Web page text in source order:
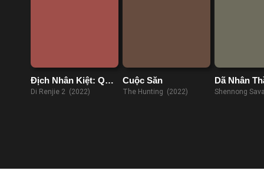
Địch Nhân Kiệt: Quỷ
Đoạt Hồn
Di Renjie 2 (2022)
Cuộc Săn
The Hunting (2022)
Dã Nhân
Shennong